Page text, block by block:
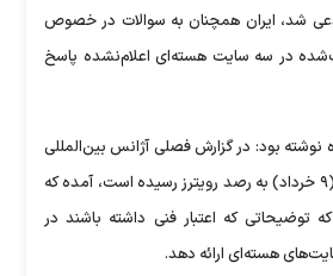
شد، ایران همچنان به سوالات در خصوص
در سه سایت هسته‌ای اعلام‌نشده پاسخ
نوشته بود: در گزارش فصلی آژانس بین‌المللی
انرژی اتمی که روز دوشنبه(۹ خرداد) به رصد رویترز رسیده است، آمده که
توضیحاتی که اعتبار فنی داشته باشند در
هسته‌ای ارائه دهد.